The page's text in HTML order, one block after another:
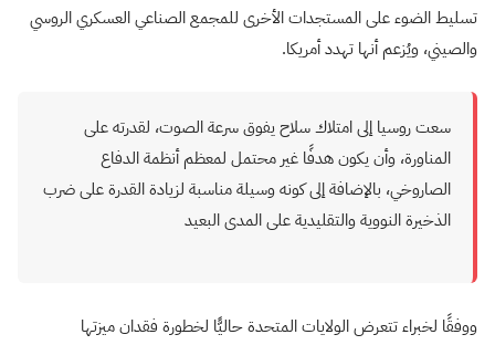
تسليط الضوء على المستجدات الأخرى للمجمع الصناعي العسكري الروسي
والصيني، ويُزعم أنها تهدد أمريكا.
سعت روسيا إلى امتلاك سلاح يفوق سرعة الصوت، لقدرته على
المناورة، وأن يكون هدفًا غير محتمل لمعظم أنظمة الدفاع
الصاروخي، بالإضافة إلى كونه وسيلة مناسبة لزيادة القدرة على ضرب
الذخيرة النووية والتقليدية على المدى البعيد
ووفقًا لخبراء تتعرض الولايات المتحدة حاليًّا لخطورة فقدان ميزتها